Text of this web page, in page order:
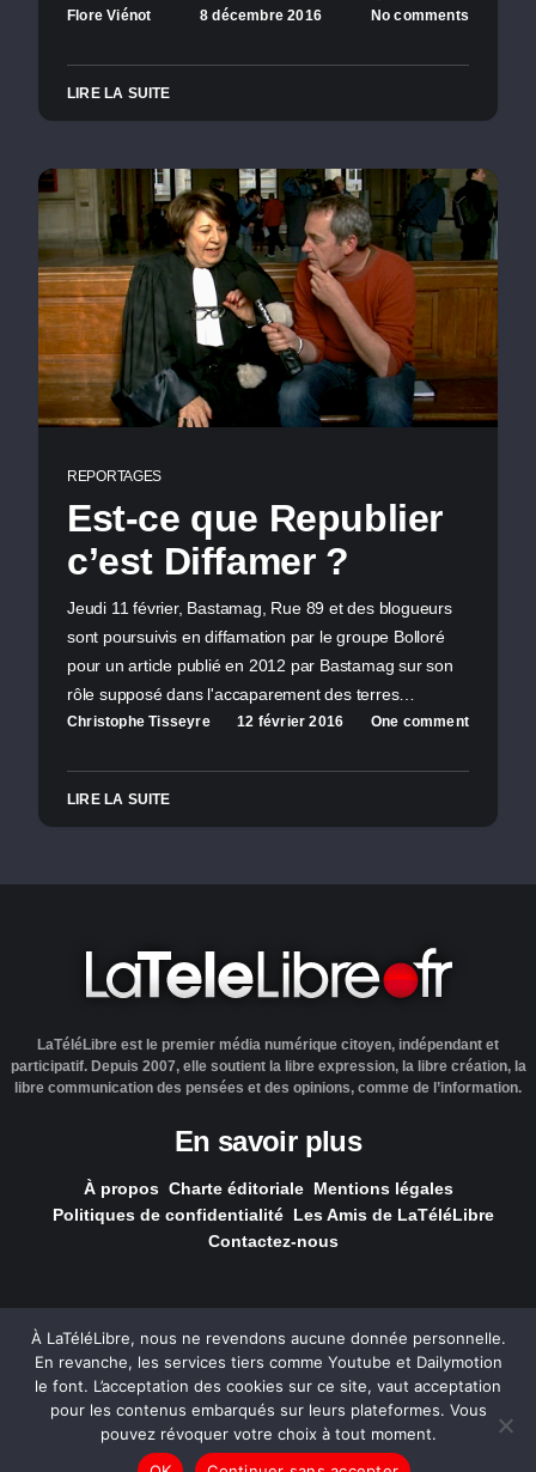
Flore Viénot 8 décembre 2016 No comments
LIRE LA SUITE
REPORTAGES
Est-ce que Republier
c’est Diffamer ?
Jeudi 11 février, Bastamag, Rue 89 et des blogueurs
sont poursuivis en diffamation par le groupe Bolloré
pour un article publié en 2012 par Bastamag sur son
rôle supposé dans l'accaparement des terres…
Christophe Tisseyre 12 février 2016 One comment
LIRE LA SUITE
LaTéléLibre est le premier média numérique citoyen, indépendant et
participatif. Depuis 2007, elle soutient la libre expression, la libre création, la
libre communication des pensées et des opinions, comme de l’information.
En savoir plus
À propos Charte éditoriale Mentions légales
Politiques de confidentialité Les Amis de LaTéléLibre
Contactez-nous
LaTéléLibre.fr, ce site a été réalisé par l'agenceNOUS, Ouvert,
Utile & Simple
— Tous les contenus, sauf exception signalée, sont
À LaTéléLibre, nous ne revendons aucune donnée personnelle.
En revanche, les services tiers comme Youtube et Dailymotion
le font. L’acceptation des cookies sur ce site, vaut acceptation
pour les contenus embarqués sur leurs plateformes. Vous
pouvez révoquer votre choix à tout moment.